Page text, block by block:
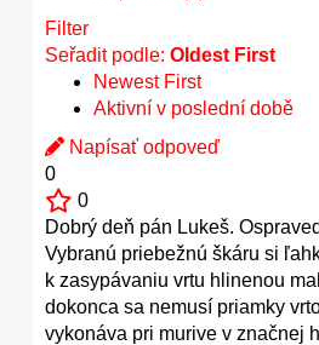
Filter
Seřadit podle: Oldest First
Newest First
Aktivní v poslední době
Napísať odpoveď
0
0
Dobrý deň pán Lukeš.
Vybranú priebežnú škáru si
k zasypávaniu vrtu hlinenou
dokonca sa nemusí priamky
vykonáva pri murive v značnej